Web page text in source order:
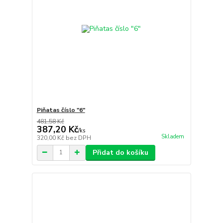
Piňatas číslo "6"
481,58 Kč
387,20 Kč/ks
320,00 Kč bez DPH Skladem
Přidat do košíku